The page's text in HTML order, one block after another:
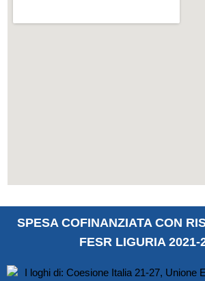
SPESA COFINANZIATA CON
FESR LIGURIA 2021-